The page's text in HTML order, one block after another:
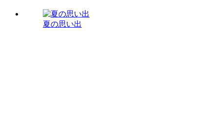
夏の思い出